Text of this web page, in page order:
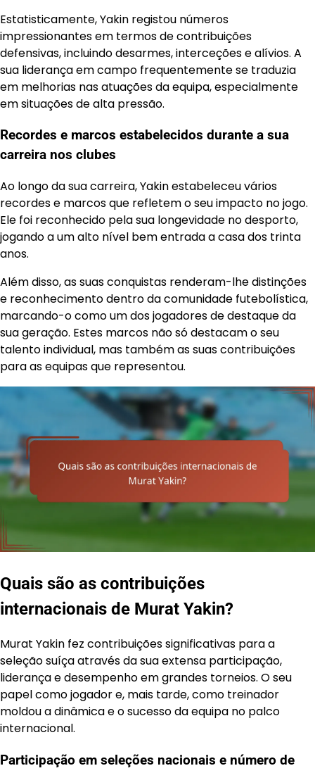
Estatisticamente, Yakin registou números
impressionantes em termos de contribuições
defensivas, incluindo desarmes, interceções e alívios. A
sua liderança em campo frequentemente se traduzia
em melhorias nas atuações da equipa, especialmente
em situações de alta pressão.
Recordes e marcos estabelecidos durante a sua
carreira nos clubes
Ao longo da sua carreira, Yakin estabeleceu vários
recordes e marcos que refletem o seu impacto no jogo.
Ele foi reconhecido pela sua longevidade no desporto,
jogando a um alto nível bem entrada a casa dos trinta
anos.
Além disso, as suas conquistas renderam-lhe distinções
e reconhecimento dentro da comunidade futebolística,
marcando-o como um dos jogadores de destaque da
sua geração. Estes marcos não só destacam o seu
talento individual, mas também as suas contribuições
para as equipas que representou.
Quais são as contribuições
internacionais de Murat Yakin?
Murat Yakin fez contribuições significativas para a
seleção suíça através da sua extensa participação,
liderança e desempenho em grandes torneios. O seu
papel como jogador e, mais tarde, como treinador
moldou a dinâmica e o sucesso da equipa no palco
internacional.
Participação em seleções nacionais e número de